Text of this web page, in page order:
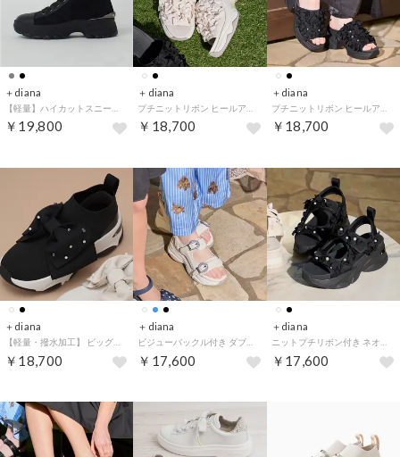
＋diana
￥19,800
＋diana
￥18,700
＋diana
￥18,700
＋diana
￥18,700
＋diana
￥17,600
＋diana
￥17,600